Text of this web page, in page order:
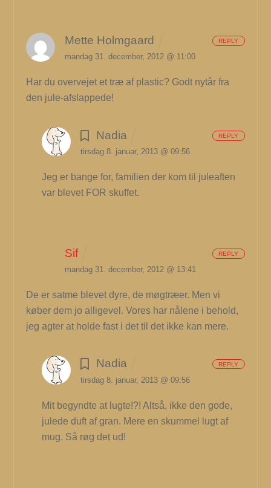
Mette Holmgaard
mandag 31. december, 2012 @ 11:00
Har du overvejet et træ af plastic? Godt nytår fra
den jule-afslappede!
REPLY
Nadia
tirsdag 8. januar, 2013 @ 09:56
Jeg er bange for, familien der kom til juleaften
var blevet FOR skuffet.
REPLY
Sif
mandag 31. december, 2012 @ 13:41
De er satme blevet dyre, de møgtræer. Men vi
køber dem jo alligevel. Vores har nålene i behold,
jeg agter at holde fast i det til det ikke kan mere.
REPLY
Nadia
tirsdag 8. januar, 2013 @ 09:56
Mit begyndte at lugte!?! Altså, ikke den gode,
julede duft af gran. Mere en skummel lugt af
mug. Så røg det ud!
REPLY